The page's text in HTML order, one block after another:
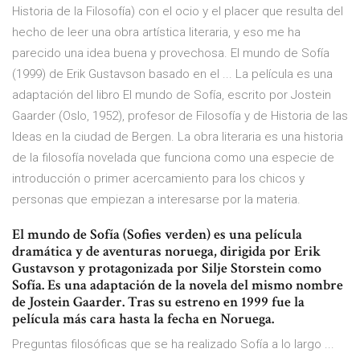
Historia de la Filosofía) con el ocio y el placer que resulta del
hecho de leer una obra artística literaria, y eso me ha
parecido una idea buena y provechosa. El mundo de Sofía
(1999) de Erik Gustavson basado en el ... La película es una
adaptación del libro El mundo de Sofía, escrito por Jostein
Gaarder (Oslo, 1952), profesor de Filosofía y de Historia de las
Ideas en la ciudad de Bergen. La obra literaria es una historia
de la filosofía novelada que funciona como una especie de
introducción o primer acercamiento para los chicos y
personas que empiezan a interesarse por la materia.
El mundo de Sofía (Sofies verden) es una película
dramática y de aventuras noruega, dirigida por Erik
Gustavson y protagonizada por Silje Storstein como
Sofía. Es una adaptación de la novela del mismo nombre
de Jostein Gaarder. Tras su estreno en 1999 fue la
película más cara hasta la fecha en Noruega.
Preguntas filosóficas que se ha realizado Sofía a lo largo ...